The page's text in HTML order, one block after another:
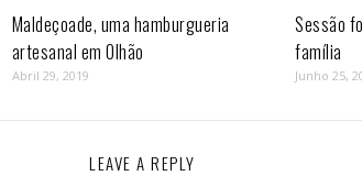
Maldeçoade, uma hamburgueria
artesanal em Olhão
Abril 29, 2019
Sessão
família
Junho 25,
LEAVE A REPLY